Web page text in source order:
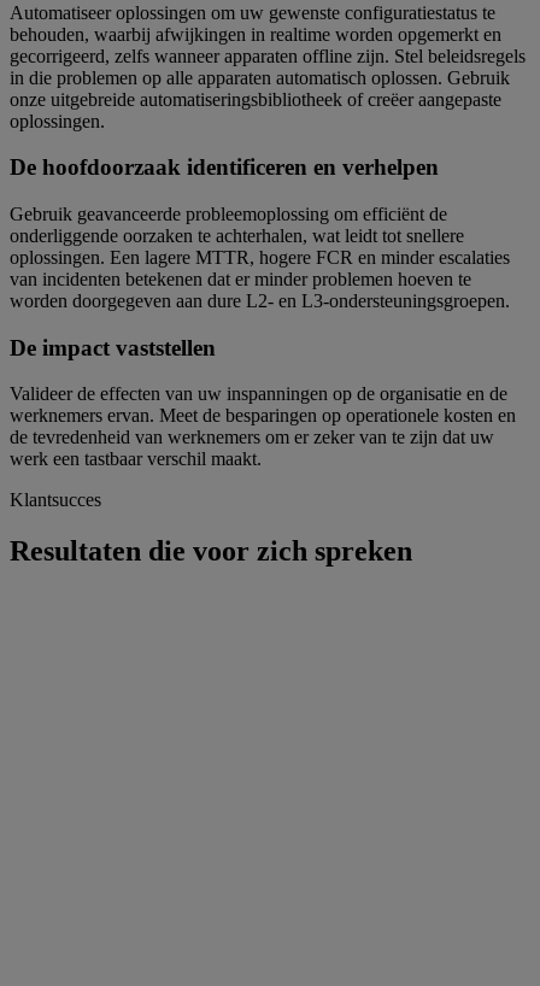
Automatiseer oplossingen om uw gewenste configuratiestatus te
behouden, waarbij afwijkingen in realtime worden opgemerkt en
gecorrigeerd, zelfs wanneer apparaten offline zijn. Stel beleidsregels
in die problemen op alle apparaten automatisch oplossen. Gebruik
onze uitgebreide automatiseringsbibliotheek of creëer aangepaste
oplossingen.
De hoofdoorzaak identificeren en verhelpen
Gebruik geavanceerde probleemoplossing om efficiënt de
onderliggende oorzaken te achterhalen, wat leidt tot snellere
oplossingen. Een lagere MTTR, hogere FCR en minder escalaties
van incidenten betekenen dat er minder problemen hoeven te
worden doorgegeven aan dure L2- en L3-ondersteuningsgroepen.
De impact vaststellen
Valideer de effecten van uw inspanningen op de organisatie en de
werknemers ervan. Meet de besparingen op operationele kosten en
de tevredenheid van werknemers om er zeker van te zijn dat uw
werk een tastbaar verschil maakt.
Klantsucces
Resultaten die voor zich spreken